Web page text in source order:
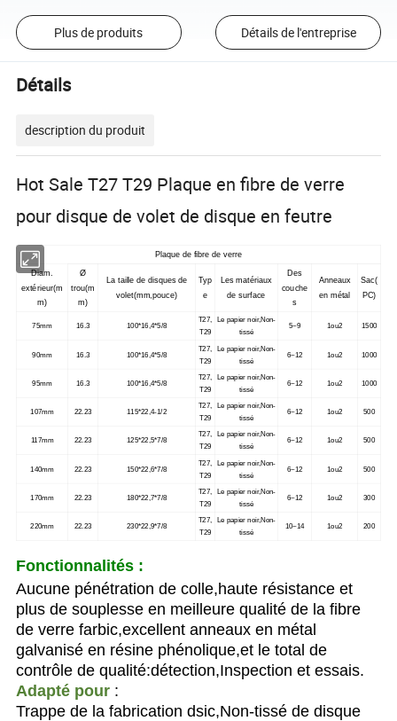
Plus de produits Détails de l'entreprise
Détails
description du produit
Hot Sale T27 T29 Plaque en fibre de verre
pour disque de volet de disque en feutre
Plaque de fibre de verre
Diam.
extérieur(m
m)
Ø
trou(m
m)
La taille de disques de
volet(mm,pouce)
Typ
e
Les matériaux
de surface
Des
couche
s
Anneaux
en métal
Sac(
PC)
75mm 16.3 100*16,4*5/8
T27,
T29
Le papier noir,Non-
tissé
5~9 1ou2 1500
90mm 16.3 100*16,4*5/8
T27,
T29
Le papier noir,Non-
tissé
6~12 1ou2 1000
95mm 16.3 100*16,4*5/8
T27,
T29
Le papier noir,Non-
tissé
6~12 1ou2 1000
107mm 22.23 115*22,4-1/2
T27,
T29
Le papier noir,Non-
tissé
6~12 1ou2 500
117mm 22.23 125*22,5*7/8
T27,
T29
Le papier noir,Non-
tissé
6~12 1ou2 500
140mm 22.23 150*22,6*7/8
T27,
T29
Le papier noir,Non-
tissé
6~12 1ou2 500
170mm 22.23 180*22,7*7/8
T27,
T29
Le papier noir,Non-
tissé
6~12 1ou2 300
220mm 22.23 230*22,9*7/8
T27,
T29
Le papier noir,Non-
tissé
10~14 1ou2 200
Fonctionnalités :
Aucune pénétration de colle,haute résistance et
plus de souplesse en meilleure qualité de la fibre
de verre farbic,excellent anneaux en métal
galvanisé en résine phénolique,et le total de
contrôle de qualité:détection,Inspection et essais.
Adapté pour :
Trappe de la fabrication dsic,Non-tissé de disque